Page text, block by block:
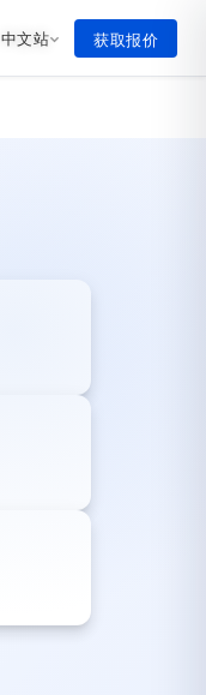
中文站 获取报价